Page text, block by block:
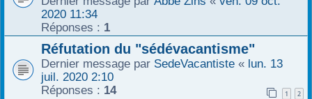
2020 11:34
Réponses : 1
Réfutation du "sédévacantisme"
Dernier message par SedeVacantiste « lun. 13
juil. 2020 2:10
Réponses : 14 1 2